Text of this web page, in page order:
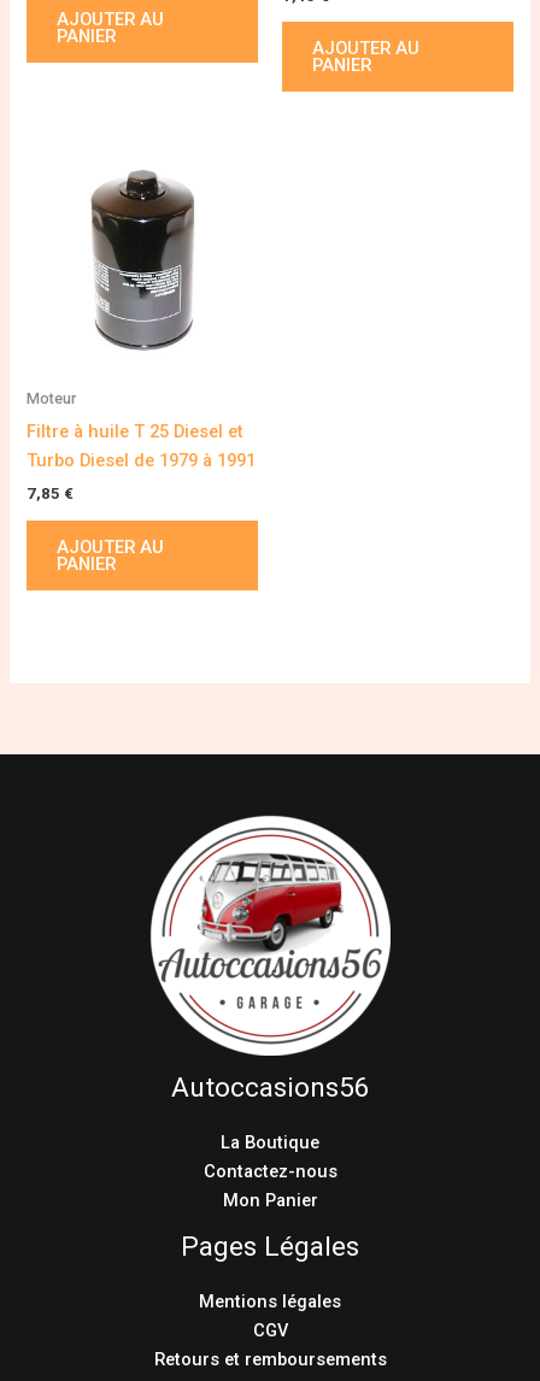
AJOUTER AU
PANIER
AJOUTER AU
PANIER
Moteur
Filtre à huile T 25 Diesel et
Turbo Diesel de 1979 à 1991
7,85 €
AJOUTER AU
PANIER
Autoccasions56
La Boutique
Contactez-nous
Mon Panier
Pages Légales
Mentions légales
CGV
Retours et remboursements